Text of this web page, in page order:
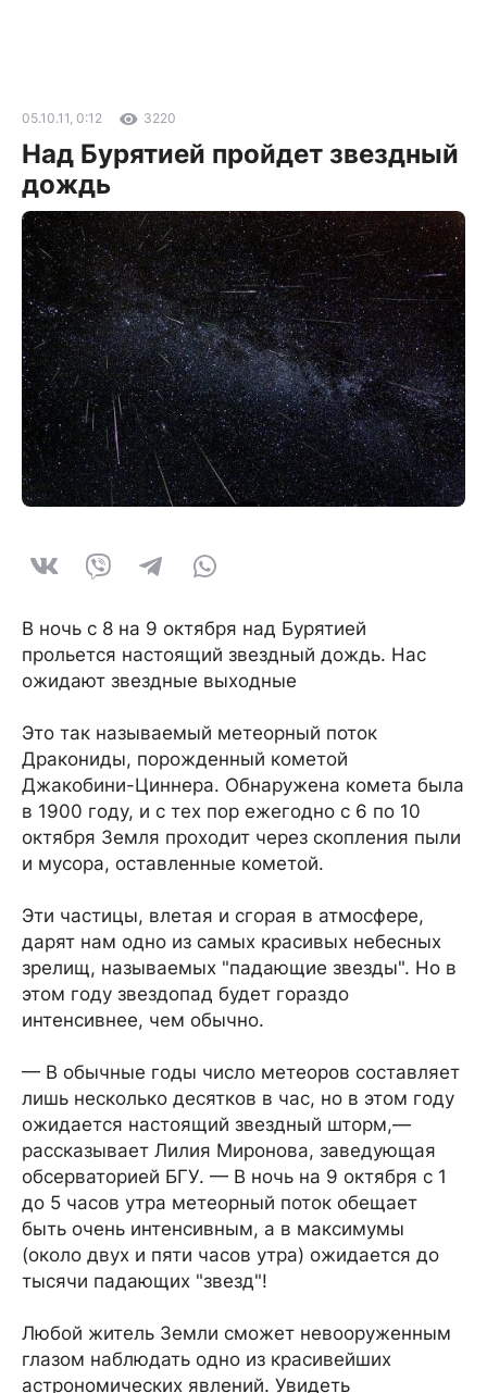
05.10.11, 0:12 3220
Над Бурятией пройдет звездный
дождь
В ночь с 8 на 9 октября над Бурятией
прольется настоящий звездный дождь. Нас
ожидают звездные выходные
Это так называемый метеорный поток
Дракониды, порожденный кометой
Джакобини-Циннера. Обнаружена комета была
в 1900 году, и с тех пор ежегодно с 6 по 10
октября Земля проходит через скопления пыли
и мусора, оставленные кометой.
Эти частицы, влетая и сгорая в атмосфере,
дарят нам одно из самых красивых небесных
зрелищ, называемых "падающие звезды". Но в
этом году звездопад будет гораздо
интенсивнее, чем обычно.
— В обычные годы число метеоров составляет
лишь несколько десятков в час, но в этом году
ожидается настоящий звездный шторм,—
рассказывает Лилия Миронова, заведующая
обсерваторией БГУ. — В ночь на 9 октября с 1
до 5 часов утра метеорный поток обещает
быть очень интенсивным, а в максимумы
(около двух и пяти часов утра) ожидается до
тысячи падающих "звезд"!
Любой житель Земли сможет невооруженным
глазом наблюдать одно из красивейших
астрономических явлений. Увидеть